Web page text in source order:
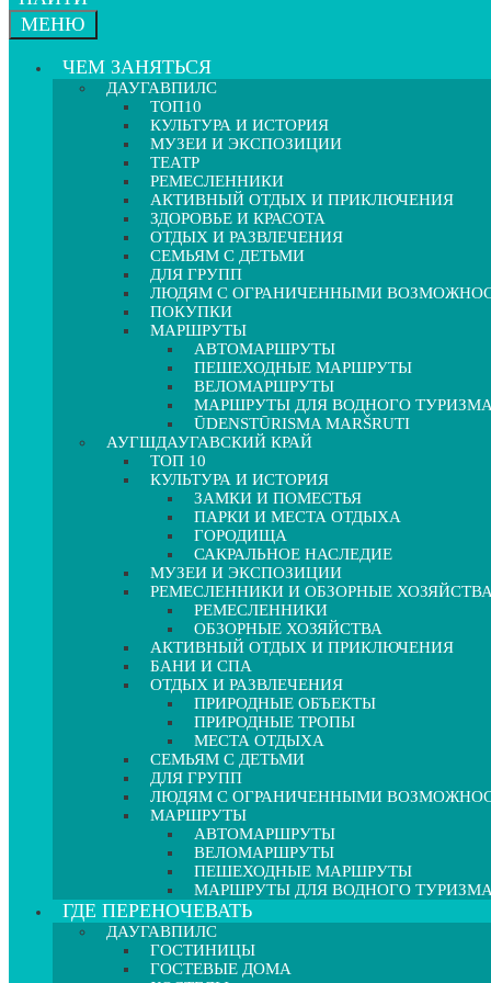
МЕНЮ
ЧЕМ ЗАНЯТЬСЯ
ДАУГАВПИЛС
ТОП10
КУЛЬТУРА И ИСТОРИЯ
МУЗЕИ И ЭКСПОЗИЦИИ
ТЕАТР
РЕМЕСЛЕННИКИ
АКТИВНЫЙ ОТДЫХ И ПРИКЛЮЧЕНИЯ
ЗДОРОВЬЕ И КРАСОТА
ОТДЫХ И РАЗВЛЕЧЕНИЯ
СЕМЬЯМ С ДЕТЬМИ
ДЛЯ ГРУПП
ЛЮДЯМ С ОГРАНИЧЕННЫМИ
ПОКУПКИ
МАРШРУТЫ
АВТОМАРШРУТЫ
ПЕШЕХОДНЫЕ МАРШРУТЫ
ВЕЛОМАРШРУТЫ
МАРШРУТЫ ДЛЯ ВОДНОГО ТУРИЗМА
ŪDENSTŪRISMA MARŠRUTI
АУГШДАУГАВСКИЙ КРАЙ
ТОП 10
КУЛЬТУРА И ИСТОРИЯ
ЗАМКИ И ПОМЕСТЬЯ
ПАРКИ И МЕСТА ОТДЫХА
ГОРОДИЩА
САКРАЛЬНОЕ НАСЛЕДИЕ
МУЗЕИ И ЭКСПОЗИЦИИ
РЕМЕСЛЕННИКИ И ОБЗОРНЫЕ ХОЗЯЙСТВА
РЕМЕСЛЕННИКИ
ОБЗОРНЫЕ ХОЗЯЙСТВА
АКТИВНЫЙ ОТДЫХ И ПРИКЛЮЧЕНИЯ
БАНИ И СПА
ОТДЫХ И РАЗВЛЕЧЕНИЯ
ПРИРОДНЫЕ ОБЪЕКТЫ
ПРИРОДНЫЕ ТРОПЫ
МЕСТА ОТДЫХА
СЕМЬЯМ С ДЕТЬМИ
ДЛЯ ГРУПП
ЛЮДЯМ С ОГРАНИЧЕННЫМИ
МАРШРУТЫ
АВТОМАРШРУТЫ
ВЕЛОМАРШРУТЫ
ПЕШЕХОДНЫЕ МАРШРУТЫ
МАРШРУТЫ ДЛЯ ВОДНОГО ТУРИЗМА
ГДЕ ПЕРЕНОЧЕВАТЬ
ДАУГАВПИЛС
ГОСТИНИЦЫ
ГОСТЕВЫЕ ДОМА